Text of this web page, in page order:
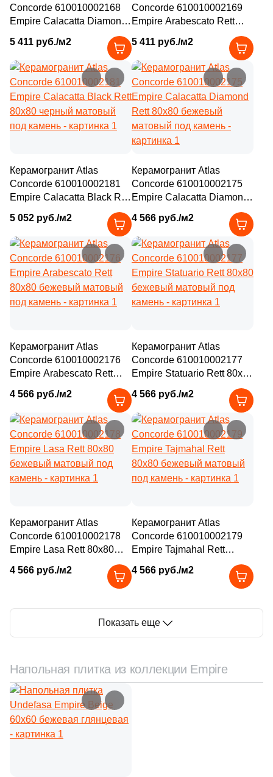
Concorde 610010002168
Empire Calacatta Diamond
матовый под камень
5 411 руб./м2
Concorde 610010002169
Empire Arabescato Rett
80x160 бежевый матовый
под камень
5 411 руб./м2
Керамогранит Atlas
Concorde 610010002181
Empire Calacatta Black Rett
80x80 черный матовый
под камень
5 052 руб./м2
Керамогранит Atlas
Concorde 610010002175
Empire Calacatta Diamond
матовый под камень
4 566 руб./м2
Керамогранит Atlas
Concorde 610010002176
Empire Arabescato Rett
80x80 бежевый матовый
под камень
4 566 руб./м2
Керамогранит Atlas
Concorde 610010002177
Empire Statuario Rett 80x80
камень
4 566 руб./м2
Керамогранит Atlas
Concorde 610010002178
Empire Lasa Rett 80x80
камень
4 566 руб./м2
Керамогранит Atlas
Concorde 610010002179
Empire Tajmahal Rett
80x80 бежевый матовый
под камень
4 566 руб./м2
Показать еще
Напольная плитка из коллекции Empire